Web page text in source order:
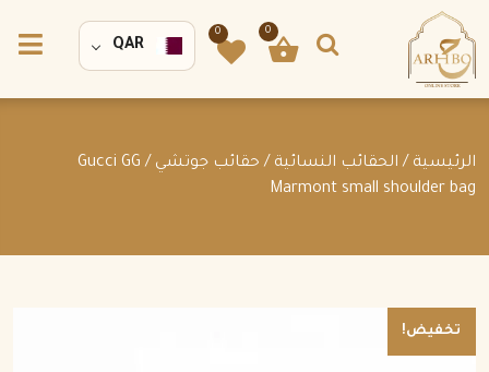
0
0
QAR
الرئيسية / الحقائب النسائية / حقائب جوتشي
/ Gucci GG
Marmont small shoulder bag
تخفيض!